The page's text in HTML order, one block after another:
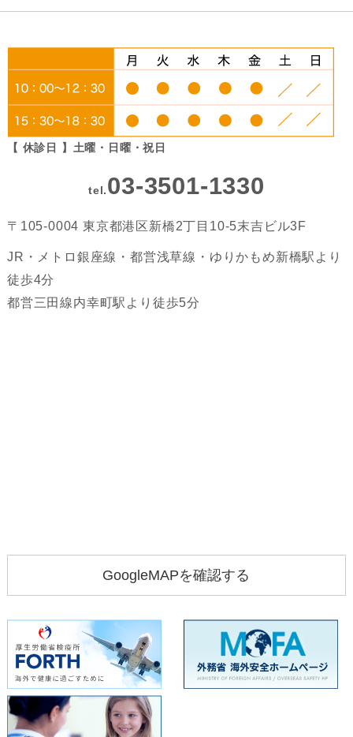
【 休診日 】土曜・日曜・祝日
tel.03-3501-1330
〒105-0004 東京都港区新橋2丁目10-5末吉ビル3F
JR・メトロ銀座線・都営浅草線・ゆりかもめ新橋駅より
徒歩4分
都営三田線内幸町駅より徒歩5分
GoogleMAPを確認する